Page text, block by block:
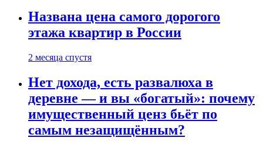
Названа цена самого дорогого
этажа квартир в России
2 месяца спустя
Нет дохода, есть развалюха в
деревне — и вы «богатый»: почему
имущественный ценз бьёт по
самым незащищённым?